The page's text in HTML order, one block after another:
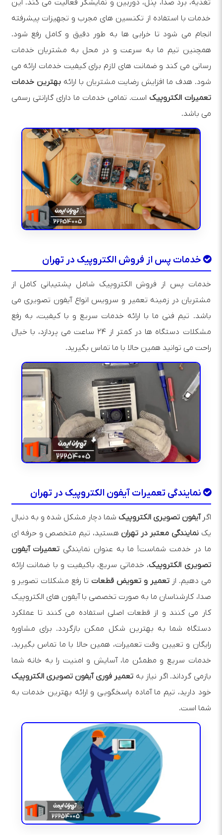
تغذیه، برد صدا، پنل، دوربین و نمایشگر فعالیت می کند. این
خدمات با استفاده از تکنسین های مجرب و تجهیزات پیشرفته
انجام می شود تا خرابی ها به طور دقیق و کامل رفع شود.
همچنین تیم ما به سرعت و در محل به مشتریان خدمات
رسانی می کند و ضمانت های لازم برای کیفیت خدمات ارائه می
شود. هدف ما افزایش رضایت مشتریان با ارائهبهترین خدمات
تعمیرات الکتروپیک است. تمامی خدمات ما دارای گارانتی رسمی
می باشد.
خدمات پس از فروش الکتروپیک در تهران
خدمات پس از فروش الکتروپیک شامل پشتیبانی کامل از
مشتریان در زمینه تعمیر و سرویس انواع آیفون تصویری می‌
باشد. تیم فنی ما با ارائه خدمات سریع و با کیفیت، به رفع
مشکلات دستگاه‌ ها در کمتر از ۲۴ ساعت می‌ پردازد، با خیال
راحت می توانید همین حالا با ما تماس بگیرید.
نمایندگی تعمیرات آیفون الکتروپیک در تهران
اگرآیفون تصویری الکتروپیک شما دچار مشکل شده و به دنبال
یکنمایندگی معتبر در تهران هستید، تیم متخصص و حرفه‌ ای
ما در خدمت شماست! ما به عنوان نمایندگی تعمیرات آیفون
تصویری الکتروپیک، خدماتی سریع، باکیفیت و با ضمانت ارائه
می‌ دهیم. ازتعمیر و تعویض قطعات تا رفع مشکلات تصویر و
صدا، کارشناسان ما به صورت تخصصی با آیفون‌ های الکتروپیک
کار می‌ کنند و از قطعات اصلی استفاده می‌ کنند تا عملکرد
دستگاه شما به بهترین شکل ممکن بازگردد. برای مشاوره
رایگان و تعیین وقت تعمیرات، همین حالا با ما تماس بگیرید.
خدمات سریع و مطمئن ما، آسایش و امنیت را به خانه شما
بازمی‌ گرداند. اگر نیاز به تعمیر فوری آیفون تصویری الکتروپیک
خود دارید، تیم ما آماده پاسخگویی و ارائه بهترین خدمات به
شما است.